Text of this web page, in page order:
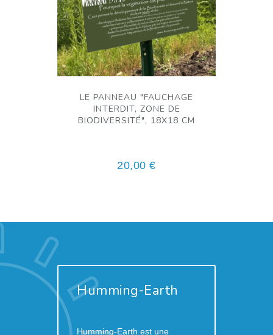
LE PANNEAU "FAUCHAGE
INTERDIT, ZONE DE
BIODIVERSITÉ", 18X18 CM
20,00€
Humming-Earth
Humming-Earth est une